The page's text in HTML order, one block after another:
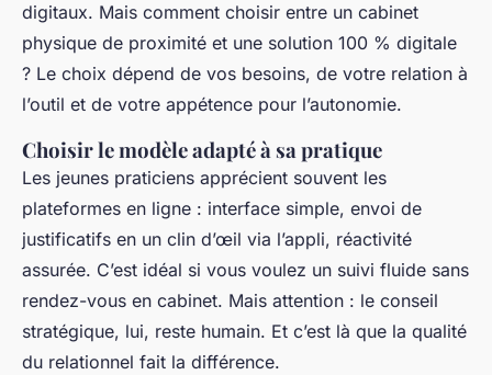
digitaux. Mais comment choisir entre un cabinet
physique de proximité et une solution 100 % digitale
? Le choix dépend de vos besoins, de votre relation à
l’outil et de votre appétence pour l’autonomie.
Choisir le modèle adapté à sa pratique
Les jeunes praticiens apprécient souvent les
plateformes en ligne : interface simple, envoi de
justificatifs en un clin d’œil via l’appli, réactivité
assurée. C’est idéal si vous voulez un suivi fluide sans
rendez-vous en cabinet. Mais attention : le conseil
stratégique, lui, reste humain. Et c’est là que la qualité
du relationnel fait la différence.